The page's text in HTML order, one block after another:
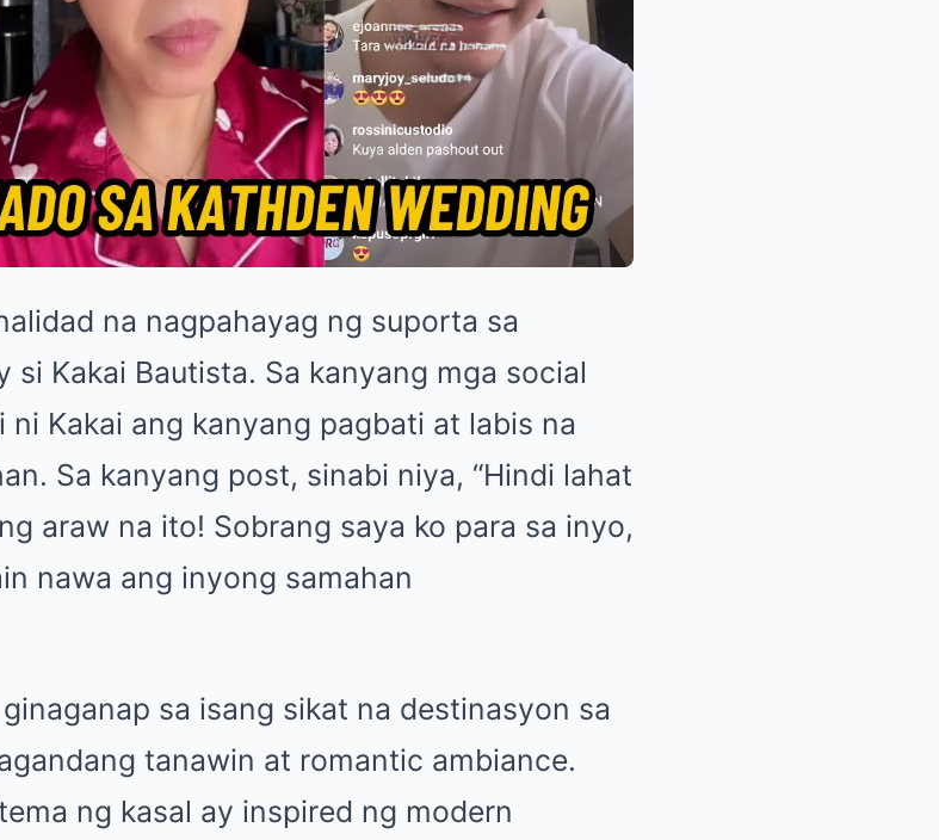
na nagpahayag ng suporta sa
si Kakai Bautista. Sa kanyang mga social
Kakai ang kanyang pagbati at labis na
Sa kanyang post, sinabi niya, “Hindi lahat
araw na ito! Sobrang saya ko para sa inyo,
nawa ang inyong samahan
sa isang sikat na destinasyon sa
tanawin at romantic ambiance.
ng kasal ay inspired ng modern